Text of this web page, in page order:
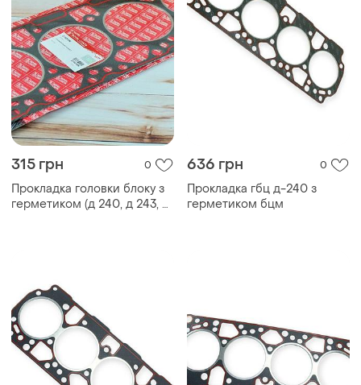
315 грн 0
Прокладка головки блоку з
герметиком (д 240, д 243, д
636 грн 0
Прокладка гбц д-240 з
герметиком бцм